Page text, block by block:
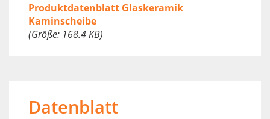
Produktdatenblatt Glaskeramik
Kaminscheibe
(Größe: 168.4 KB)
Datenblatt